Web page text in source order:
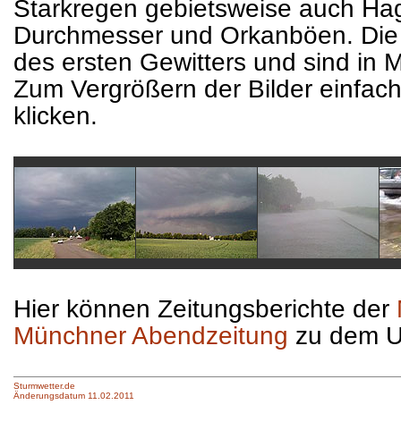
Starkregen gebietsweise auch
Durchmesser und Orkanböen.
des ersten Gewitters und sind in
Zum Vergrößern der Bilder
klicken.
Hier können Zeitungsberichte der
Münchner Abendzeitung zu dem
Sturmwetter.de
Änderungsdatum 11.02.2011